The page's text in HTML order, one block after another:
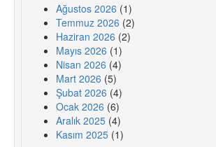
Ağustos 2026 (1)
Temmuz 2026 (2)
Haziran 2026 (2)
Mayıs 2026 (1)
Nisan 2026 (4)
Mart 2026 (5)
Şubat 2026 (4)
Ocak 2026 (6)
Aralık 2025 (4)
Kasım 2025 (1)